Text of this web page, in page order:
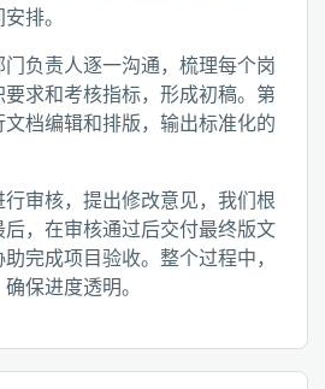
排。
负责人逐一沟通，梳理每个岗
求和考核指标，形成初稿。第
档编辑和排版，输出标准化的
审核，提出修改意见，我们根
，在审核通过后交付最终版文
完成项目验收。整个过程中，
保进度透明。